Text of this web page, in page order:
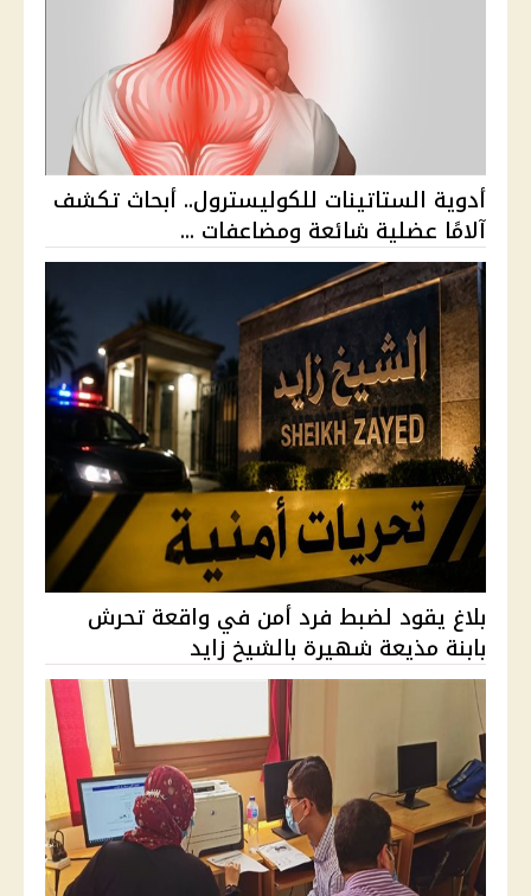
أدوية الستاتينات للكوليسترول.. أبحاث تكشف
آلامًا عضلية شائعة ومضاعفات ...
بلاغ يقود لضبط فرد أمن في واقعة تحرش
بابنة مذيعة شهيرة بالشيخ زايد